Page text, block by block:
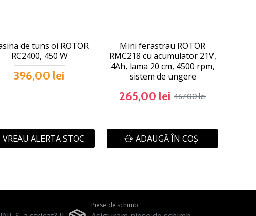
de tuns oi ROTOR
RC2400, 450 W
396,00 lei
VREAU ALERTA STOC
Mini ferastrau ROTOR
RMC218 cu acumulator 21V,
4Ah, lama 20 cm, 4500 rpm,
sistem de ungere
265,00 lei 467,00 lei
ADAUGĂ ÎN COŞ
Piese de schimb